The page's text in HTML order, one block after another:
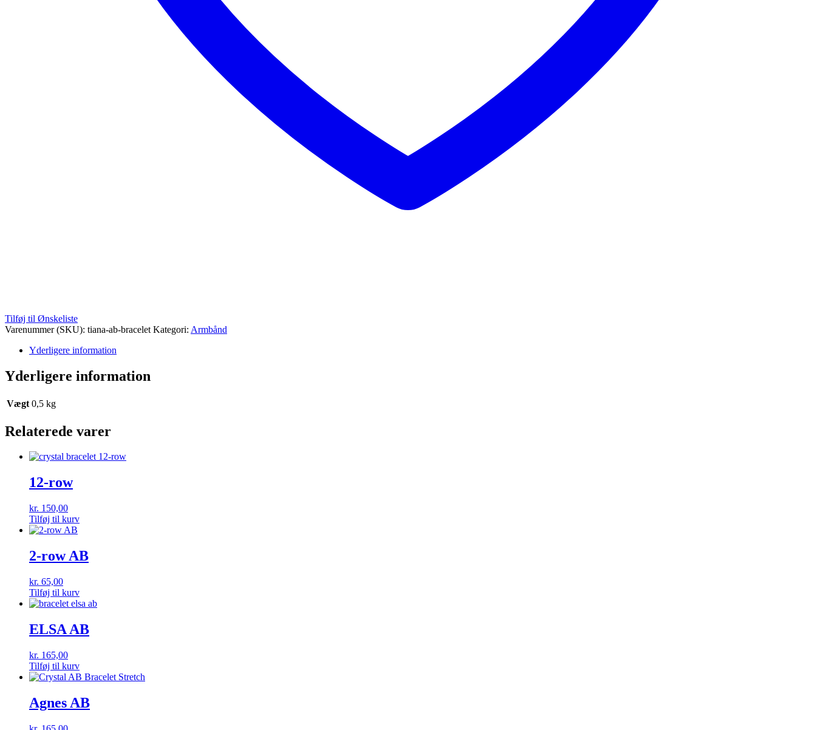
Tilføj til Ønskeliste
Varenummer (SKU): tiana-ab-bracelet Kategori: Armbånd
Yderligere information
Yderligere information
Vægt 0,5 kg
Relaterede varer
12-row
kr. 150,00
Tilføj til kurv
2-row AB
kr. 65,00
Tilføj til kurv
ELSA AB
kr. 165,00
Tilføj til kurv
Agnes AB